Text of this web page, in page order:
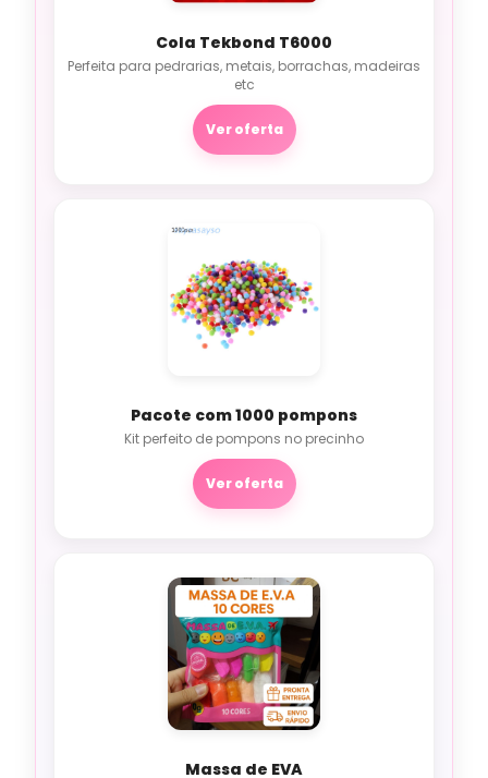
Cola Tekbond T6000
Perfeita para pedrarias, metais, borrachas, madeiras
etc
Ver oferta
Pacote com 1000 pompons
Kit perfeito de pompons no precinho
Ver oferta
Massa de EVA